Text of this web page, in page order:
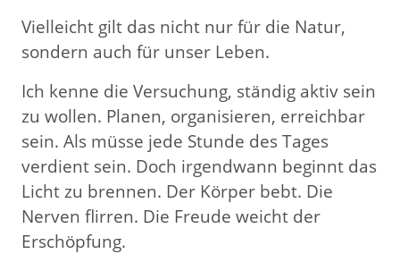
Vielleicht gilt das nicht nur für die Natur,
sondern auch für unser Leben.
Ich kenne die Versuchung, ständig aktiv sein
zu wollen. Planen, organisieren, erreichbar
sein. Als müsse jede Stunde des Tages
verdient sein. Doch irgendwann beginnt das
Licht zu brennen. Der Körper bebt. Die
Nerven flirren. Die Freude weicht der
Erschöpfung.